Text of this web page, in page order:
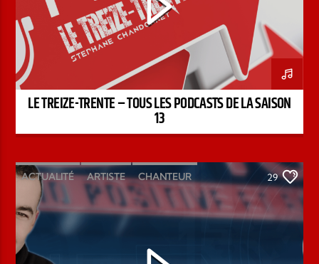
LE TREIZE-TRENTE – TOUS LES PODCASTS DE LA SAISON
13
ACTUALITÉ ARTISTE CHANTEUR
ÉMISSION INTERVIEW KENZO DAVID
PAROLE DE FOI
PODCAST
29